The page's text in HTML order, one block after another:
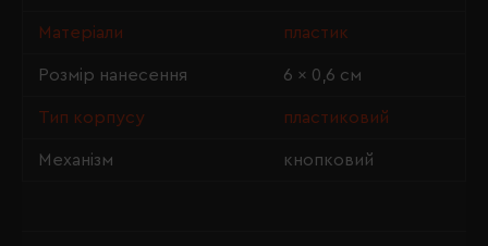
Матеріали пластик
Розмір нанесення 6 × 0,6 см
Тип корпусу пластиковий
Механізм кнопковий